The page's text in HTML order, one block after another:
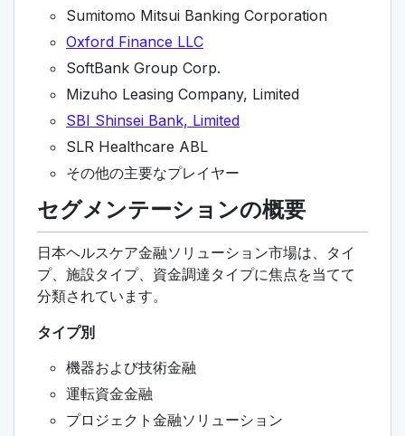
Sumitomo Mitsui Banking Corporation
Oxford Finance LLC
SoftBank Group Corp.
Mizuho Leasing Company, Limited
SBI Shinsei Bank, Limited
SLR Healthcare ABL
その他の主要なプレイヤー
セグメンテーションの概要
日本ヘルスケア金融ソリューション市場は、タイ
プ、施設タイプ、資金調達タイプに焦点を当てて
分類されています。
タイプ別
機器および技術金融
運転資金金融
プロジェクト金融ソリューション